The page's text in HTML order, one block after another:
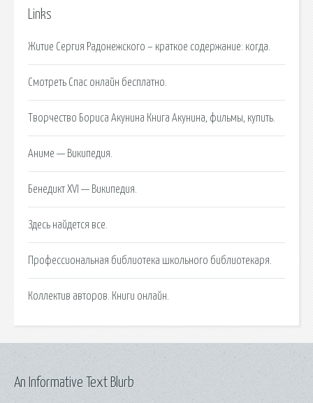
Links
Житие Сергия Радонежского – краткое содержание: когда.
Смотреть Спас онлайн бесплатно.
Творчество Бориса Акунина Книга Акунина, фильмы, купить.
Аниме — Википедия.
Бенедикт XVI — Википедия.
Здесь найдется все.
Профессиональная библиотека школьного библиотекаря.
Коллектив авторов. Книги онлайн.
An Informative Text Blurb